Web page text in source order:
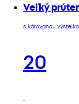
Veľký
s károvanou
20